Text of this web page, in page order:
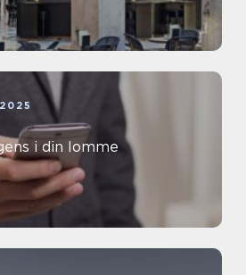
i din lomme